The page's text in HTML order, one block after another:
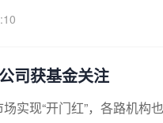
司获基金关注
实现“开门红”，各路机构